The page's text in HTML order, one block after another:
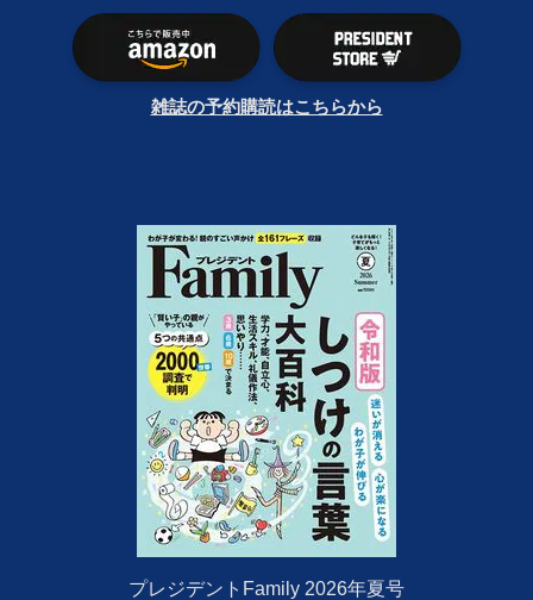
雑誌の予約購読はこちらから
プレジデントFamily 2026年夏号